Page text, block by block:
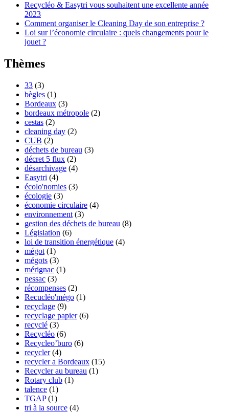
Recycléo & Easytri vous souhaitent une excellente année
2023
Comment organiser le Cleaning Day de son entreprise ?
Loi sur l’économie circulaire : quels changements pour le
jouet ?
Thèmes
33 (3)
bègles (1)
Bordeaux (3)
bordeaux métropole (2)
cestas (2)
cleaning day (2)
CUB (2)
déchets de bureau (3)
décret 5 flux (2)
désarchivage (4)
Easytri (4)
écolo'nomies (3)
écologie (3)
économie circulaire (4)
environnement (3)
gestion des déchets de bureau (8)
Législation (6)
loi de transition énergétique (4)
mégot (1)
mégots (3)
mérignac (1)
pessac (3)
récompenses (2)
Recucléo'mégo (1)
recyclage (9)
recyclage papier(6)
recyclé (3)
Recycléo (6)
Recycleo’buro (6)
recycler(4)
recycler a Bordeaux (15)
Recycler au bureau (1)
Rotary club (1)
talence (1)
TGAP(1)
tri à la source (4)